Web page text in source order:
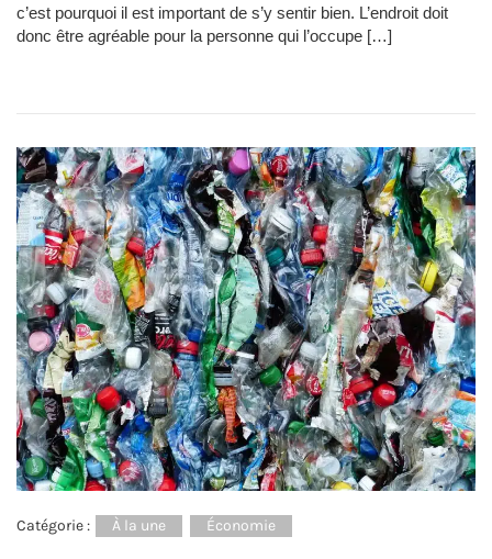
c’est pourquoi il est important de s’y sentir bien. L’endroit doit
donc être agréable pour la personne qui l’occupe […]
Catégorie : À la une Économie